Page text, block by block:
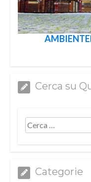
Cerca su
Categorie